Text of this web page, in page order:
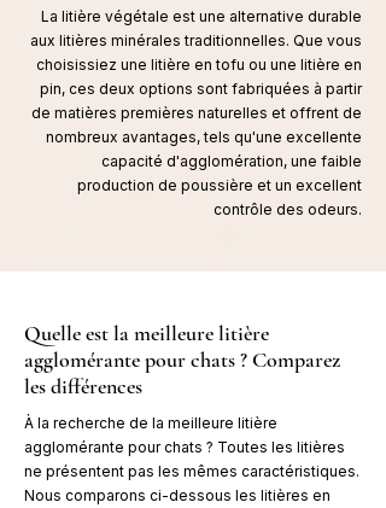
La litière végétale est une alternative durable
aux litières minérales traditionnelles. Que vous
choisissiez une litière en tofu ou une litière en
pin, ces deux options sont fabriquées à partir
de matières premières naturelles et offrent de
nombreux avantages, tels qu'une excellente
capacité d'agglomération, une faible
production de poussière et un excellent
contrôle des odeurs.
Quelle est la meilleure litière
agglomérante pour chats ? Comparez
les différences
À la recherche de la meilleure litière
agglomérante pour chats ? Toutes les litières
ne présentent pas les mêmes caractéristiques.
Nous comparons ci-dessous les litières en